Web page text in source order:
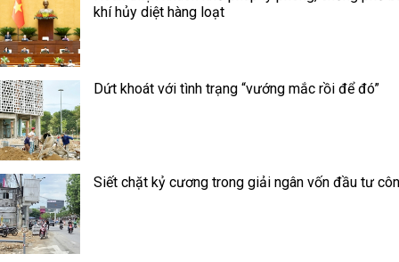
khí hủy diệt hàng loạt
Dứt khoát với tình trạng “vướng mắc rồi để đó”
Siết chặt kỷ cương trong giải ngân vốn đầu tư